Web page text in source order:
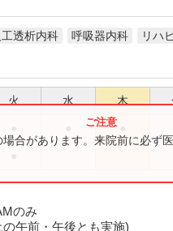
工透析内科 呼吸器内科 リハ
火 水 木
合があります。来院前に必ず
のみ
午前・午後とも実施)